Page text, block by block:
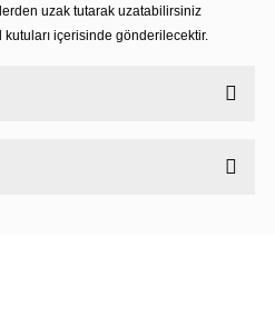
uzak tutarak uzatabilirsiniz
kutuları içerisinde gönderilecektir.